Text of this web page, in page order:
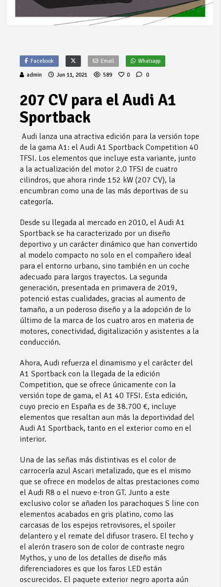
Facebook Email Whatsapp
admin Jun 11, 2021 589 0 0
207 CV para el Audi A1
Sportback
Audi lanza una atractiva edición para la versión tope
de la gama A1: el Audi A1 Sportback Competition 40
TFSI. Los elementos que incluye esta variante, junto
a la actualización del motor 2.0 TFSI de cuatro
cilindros, que ahora rinde 152 kW (207 CV), la
encumbran como una de las más deportivas de su
categoría.
Desde su llegada al mercado en 2010, el Audi A1
Sportback se ha caracterizado por un diseño
deportivo y un carácter dinámico que han convertido
al modelo compacto no solo en el compañero ideal
para el entorno urbano, sino también en un coche
adecuado para largos trayectos. La segunda
generación, presentada en primavera de 2019,
potenció estas cualidades, gracias al aumento de
tamaño, a un poderoso diseño y a la adopción de lo
último de la marca de los cuatro aros en materia de
motores, conectividad, digitalización y asistentes a la
conducción.
Ahora, Audi refuerza el dinamismo y el carácter del
A1 Sportback con la llegada de la edición
Competition, que se ofrece únicamente con la
versión tope de gama, el A1 40 TFSI. Esta edición,
cuyo precio en España es de 38.700 €, incluye
elementos que resaltan aun más la deportividad del
Audi A1 Sportback, tanto en el exterior como en el
interior.
Una de las señas más distintivas es el color de
carrocería azul Ascari metalizado, que es el mismo
que se ofrece en modelos de altas prestaciones como
el Audi R8 o el nuevo e-tron GT. Junto a este
exclusivo color se añaden los parachoques S line con
elementos acabados en gris platino, como las
carcasas de los espejos retrovisores, el spoiler
delantero y el remate del difusor trasero. El techo y
el alerón trasero son de color de contraste negro
Mythos, y uno de los detalles de diseño más
diferenciadores es que los faros LED están
oscurecidos. El paquete exterior negro aporta aún